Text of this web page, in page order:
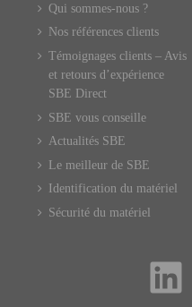
Qui sommes-nous ?
Nos références clients
Témoignages clients – Avis
et retours d’expérience
SBE Direct
SBE vous conseille
Actualités SBE
Le meilleur de SBE
Identification du matériel
Sécurité du matériel